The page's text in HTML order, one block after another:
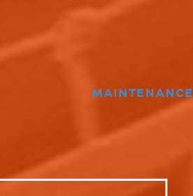
MAINTENANCE